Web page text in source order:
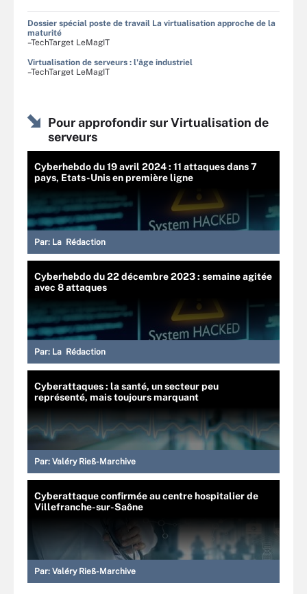
Dossier spécial poste de travail La virtualisation approche de la
maturité
–TechTarget LeMagIT
Virtualisation de serveurs : l'âge industriel
–TechTarget LeMagIT
Pour approfondir sur Virtualisation de
serveurs
Cyberhebdo du 19 avril 2024 : 11 attaques dans 7
pays, Etats-Unis en première ligne
Par: La Rédaction
Cyberhebdo du 22 décembre 2023 : semaine agitée
avec 8 attaques
Par: La Rédaction
Cyberattaques : la santé, un secteur peu
représenté, mais toujours marquant
Par: Valéry Rieß-Marchive
Cyberattaque confirmée au centre hospitalier de
Villefranche-sur-Saône
Par: Valéry Rieß-Marchive